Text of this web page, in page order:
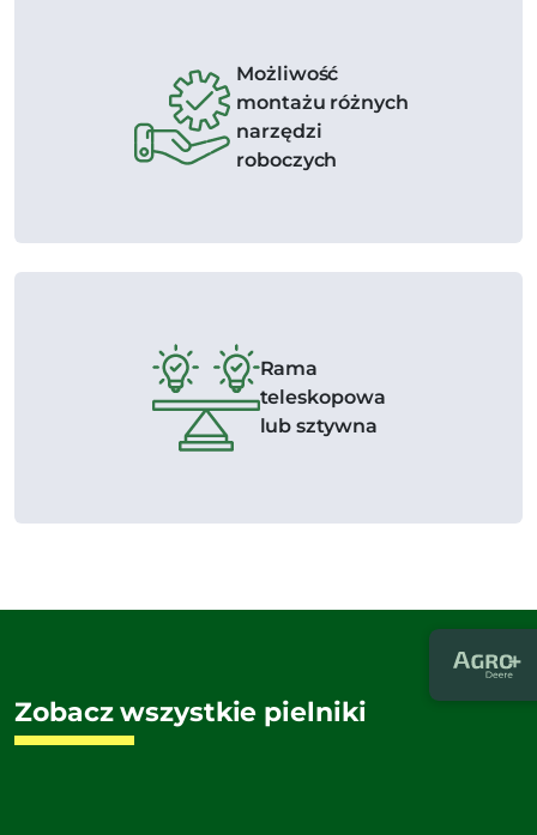
Możliwość
montażu różnych
narzędzi
roboczych
Rama
teleskopowa
lub sztywna
Zobacz wszystkie pielniki